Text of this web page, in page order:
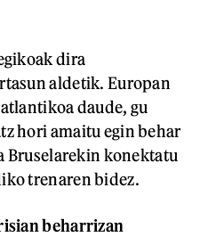
dira
aldetik. Europan
daude, gu
hori amaitu egin behar
Bruselarekin konektatu
trenaren bidez.
beharrizan